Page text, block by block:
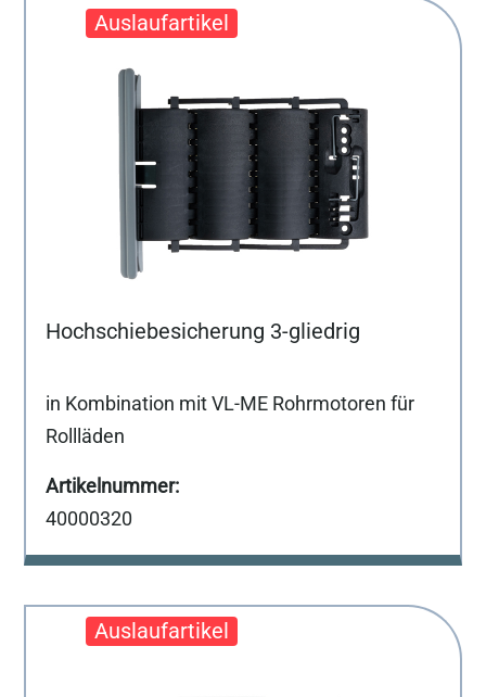
Hochschiebesicherung 3-gliedrig
in Kombination mit VL-ME Rohrmotoren für
Rollläden
40000320